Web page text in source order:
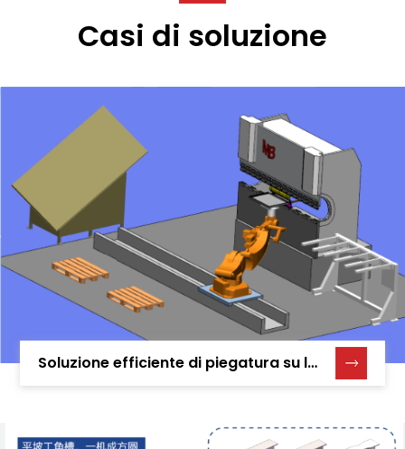
Casi di soluzione
Soluzione efficiente di piegatura su larga scala